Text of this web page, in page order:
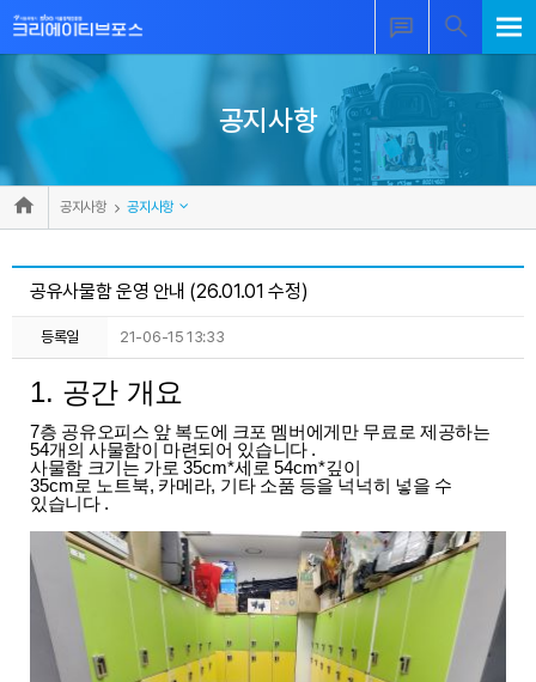
공지사항
공지사항 공지사항
공유사물함 운영 안내 (26.01.01 수정)
등록일 21-06-15 13:33
1. 공간​ 개요
7층 공유오피스 앞 복도에 크포 멤버에게만 무료로 제공하는
54개의 사물함이 마련되어 있습니다 .
사물함 크기는 가로 35cm*세로 54cm*깊이
35cm로 노트북, 카메라, 기타 소품 등을 넉넉히 넣을 수
있습니다 .